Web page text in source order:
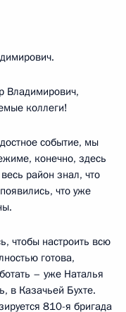
Владимирович,
коллеги!
событие, мы
конечно, здесь
район знал, что
что уже
чтобы настроить всю
готова,
– уже Наталья
в Казачьей Бухте.
810-я бригада